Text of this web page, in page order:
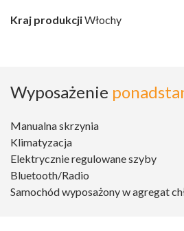
Kraj produkcjiWłochy
Wyposażenie
Manualna skrzynia
Klimatyzacja
Elektrycznie regulowane szyby
Bluetooth/Radio
Samochód wyposażony w agregat